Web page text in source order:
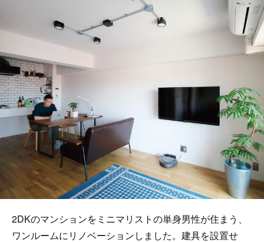
2DKのマンションをミニマリストの単身男性が住まう、
ワンルームにリノベーションしました。建具を設置せ